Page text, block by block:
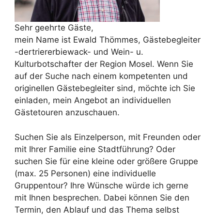
Sehr geehrte Gäste,
mein Name ist Ewald Thömmes, Gästebegleiter
-dertriererbiewack- und Wein- u.
Kulturbotschafter der Region Mosel. Wenn Sie
auf der Suche nach einem kompetenten und
originellen Gästebegleiter sind, möchte ich Sie
einladen, mein Angebot an individuellen
Gästetouren anzuschauen.
Suchen Sie als Einzelperson, mit Freunden oder
mit Ihrer Familie eine Stadtführung? Oder
suchen Sie für eine kleine oder größere Gruppe
(max. 25 Personen) eine individuelle
Gruppentour? Ihre Wünsche würde ich gerne
mit Ihnen besprechen. Dabei können Sie den
Termin, den Ablauf und das Thema selbst